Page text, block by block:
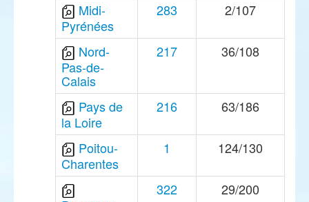
Midi-
Pyrénées
283 2/107
Nord-
Pas-de-
Calais
217 36/108
Pays de
la Loire
216 63/186
Poitou-
Charentes
1 124/130
322 29/200